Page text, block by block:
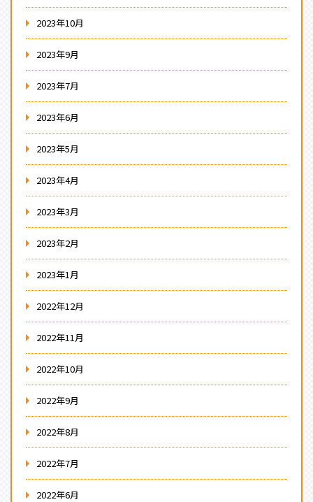
2023年10月
2023年9月
2023年7月
2023年6月
2023年5月
2023年4月
2023年3月
2023年2月
2023年1月
2022年12月
2022年11月
2022年10月
2022年9月
2022年8月
2022年7月
2022年6月